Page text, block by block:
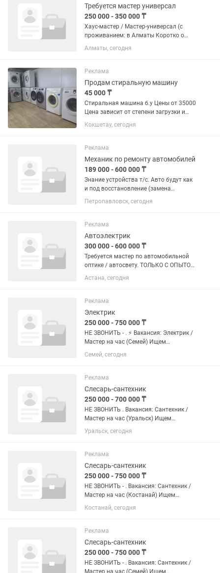
периферии; -...
Требуется мастер универсал
250 000 - 350 000 ₸
Хаус-мастер / Мастер-универсал (с
проживанием: в Алматы Коротко о
нас: Занимаемся ремонтом и
обслуживанием объектов. Ищем
постоянной работы. Что нужно...
Алматы, сегодня
Реклама
Продам стиральную машину
45 000 ₸
Стиральная машина б.у Цены от 35000
Цена зависит от степени загрузки и
общего состояния машинки Все
машинки после капитального ремонта
сальников.тенов.помп Чистые
помытые...
Кокшетау, сегодня
Реклама
Механик по ремонту автомобилей
189 000 - 600 000 ₸
Знание устройства т/с. Авто будут как
и под восстановление (замена
основных агрегатов). Так и клиентские
машины по мелкому ремонту. Опыт
Все остальные подробности...
Петропавловск, сегодня
Реклама
Автоэлектрик
300 000 - 600 000 ₸
Требуется мастер по автомобильной
оптике / автосвету. ТОЛЬКО С ОПЫТОМ
РАБОТЫ В АВТОСВЕТЕ. Чем занимается
наша компания: — регулировка и
ксеноновых и LED ламп —...
Астана, сегодня
Реклама
Электрик
250 000 - 750 000 ₸
НЕ ЗВОНИТЬ - . ⚡ Вакансия: Электрик /
Мастер на час (Семей) Ищем
дисциплинированных профессионалов
для долгосрочного сотрудничества.
(строго по...
Семей, сегодня
Реклама
Слесарь-сантехник
250 000 - 700 000 ₸
НЕ ЗВОНИТЬ . Вакансия: Сантехник /
Мастер на час (Уральск) Ищем
дисциплинированных профессионалов
для долгосрочного сотрудничества.
(строго по согласованию). Формат...
Уральск, сегодня
Реклама
Слесарь-сантехник
250 000 - 750 000 ₸
НЕ ЗВОНИТЬ - . Вакансия: Сантехник /
Мастер на час (Костанай) Ищем
дисциплинированных профессионалов
для долгосрочного сотрудничества.
(строго по...
Костанай, сегодня
Реклама
Слесарь-сантехник
250 000 - 750 000 ₸
НЕ ЗВОНИТЬ - . Вакансия: Сантехник /
Мастер на час (Семей) Ищем